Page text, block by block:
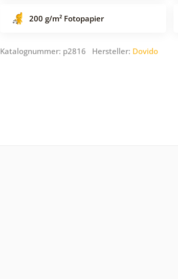
200 g/m² Fotopapier
Katalognummer: p2816 Hersteller: Dovido